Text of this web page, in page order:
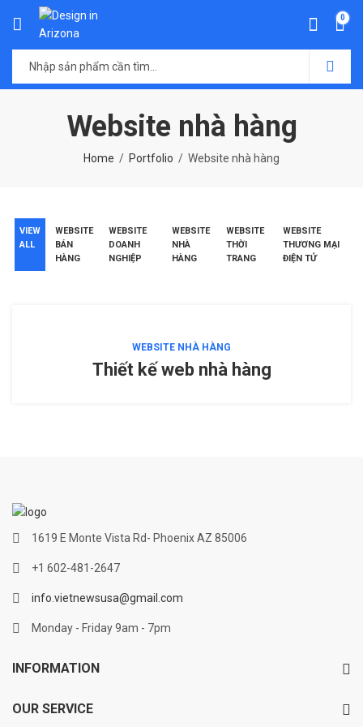
0
Website nhà hàng
Home Portfolio Website nhà hàng
VIEW
ALL
WEBSITE
BÁN
HÀNG
WEBSITE
DOANH
NGHIỆP
WEBSITE
NHÀ
HÀNG
WEBSITE
THỜI
TRANG
WEBSITE
THƯƠNG MẠI
ĐIỆN TỬ
WEBSITE NHÀ HÀNG
Thiết kế web nhà hàng
1619 E Monte Vista Rd- Phoenix AZ 85006
+1 602-481-2647
info.vietnewsusa@gmail.com
Monday - Friday 9am - 7pm
INFORMATION
OUR SERVICE